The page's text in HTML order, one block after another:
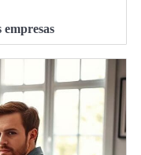
empresas